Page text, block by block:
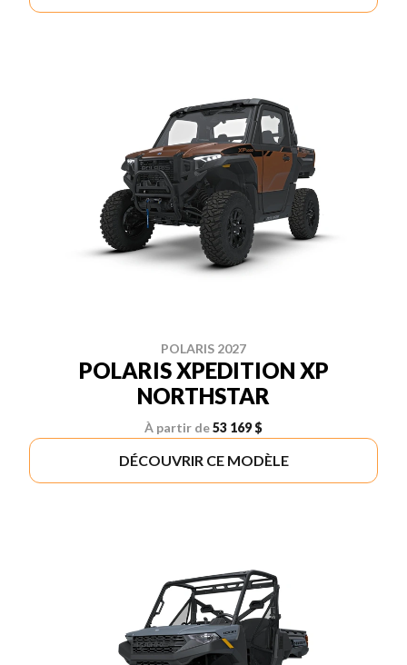
POLARIS 2027
POLARIS XPEDITION XP
NORTHSTAR
À partir de53 169 $
DÉCOUVRIR CE MODÈLE